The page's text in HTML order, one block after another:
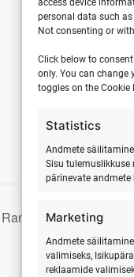
personal data such
Not consenting or
Click below to
only. You can change
toggles on the
Statistics
Andmete
Sisu
pärinevate
Marketing
Andmete
valimiseks,
reklaamide
Surfikülas